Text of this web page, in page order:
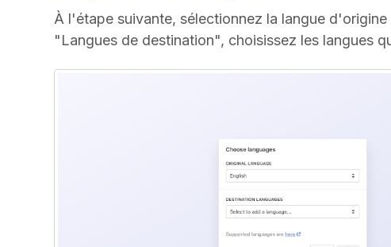
À l'étape suivante, sélectionnez la langue
"Langues de destination", choisissez les langues